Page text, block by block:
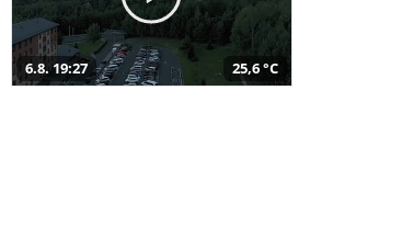
6.8. 19:27 25,6 °C